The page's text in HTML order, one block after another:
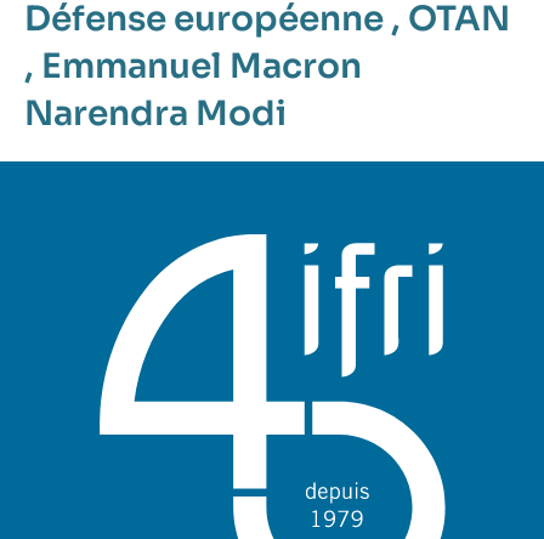
Défense européenne , OTAN
, Emmanuel Macron
Narendra Modi